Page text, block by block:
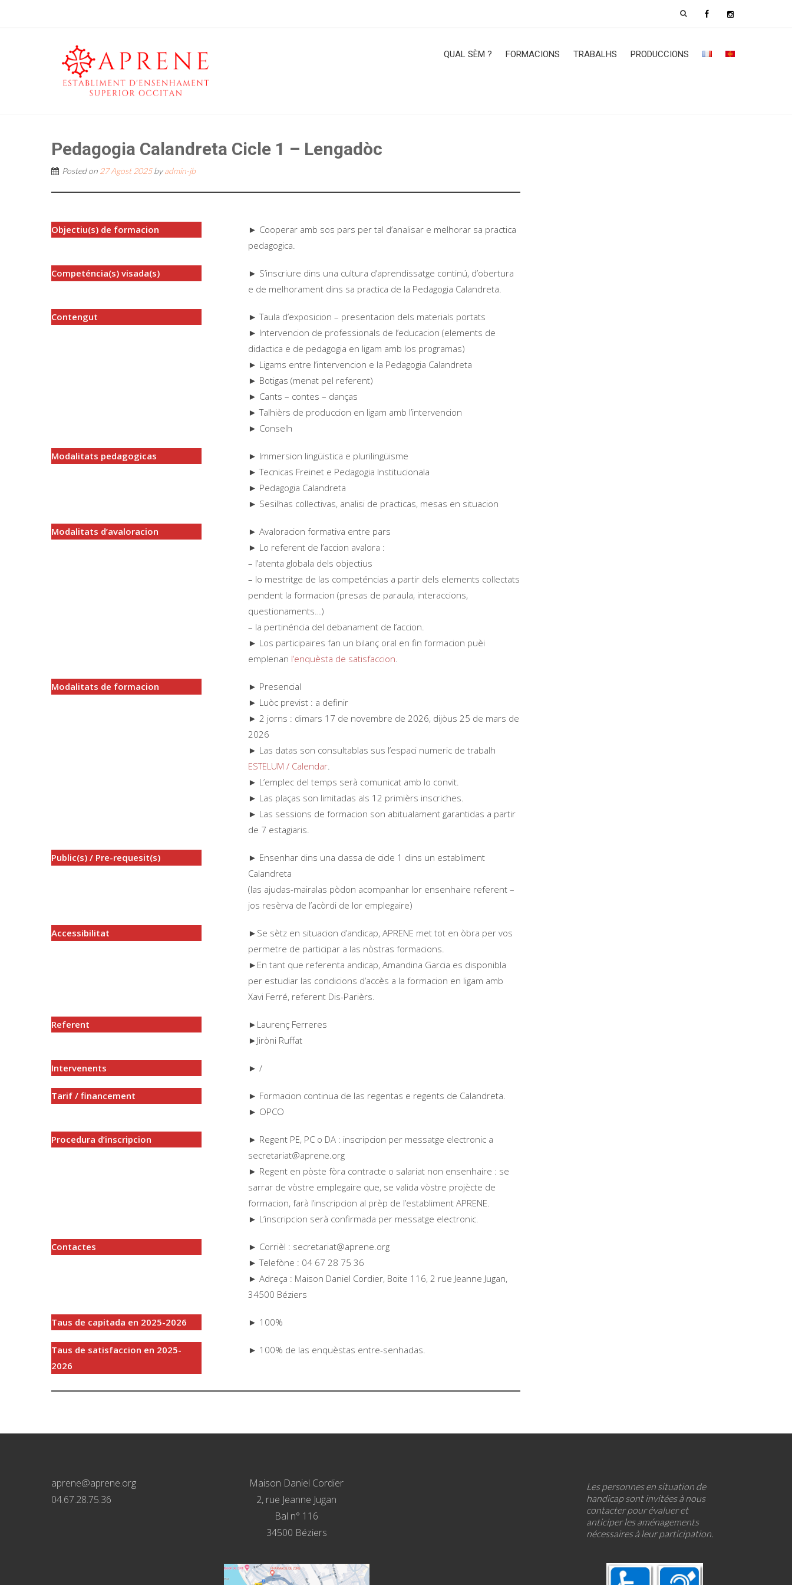
QUAL SÈM ? FORMACIONS TRABALHS PRODUCCIONS
Pedagogia Calandreta Cicle 1 – Lengadòc
Posted on 27 Agost 2025byadmin-jb
Objectiu(s) de formacion
► Cooperar amb sos pars per tal d’analisar e melhorar sa practica
pedagogica.
Competéncia(s) visada(s)
► S’inscriure dins una cultura d’aprendissatge continú, d’obertura
e de melhorament dins sa practica de la Pedagogia Calandreta.
Contengut
► Taula d’exposicion – presentacion dels materials portats
► Intervencion de professionals de l’educacion (elements de
didactica e de pedagogia en ligam amb los programas)
► Ligams entre l’intervencion e la Pedagogia Calandreta
► Botigas (menat pel referent)
► Cants – contes – danças
► Talhièrs de produccion en ligam amb l’intervencion
► Conselh
Modalitats pedagogicas
► Immersion lingüistica e plurilingüisme
► Tecnicas Freinet e Pedagogia Institucionala
► Pedagogia Calandreta
► Sesilhas collectivas, analisi de practicas, mesas en situacion
Modalitats d’avaloracion
► Avaloracion formativa entre pars
► Lo referent de l’accion avalora :
– l’atenta globala dels objectius
– lo mestritge de las competéncias a partir dels elements collectats
pendent la formacion (presas de paraula, interaccions,
questionaments…)
– la pertinéncia del debanament de l’accion.
► Los participaires fan un bilanç oral en fin formacion puèi
emplenan l’enquèsta de satisfaccion.
Modalitats de formacion
► Presencial
► Luòc previst : a definir
► 2 jorns : dimars 17 de novembre de 2026, dijòus 25 de mars de
2026
► Las datas son consultablas sus l’espaci numeric de trabalh
ESTELUM / Calendar.
► L’emplec del temps serà comunicat amb lo convit.
► Las plaças son limitadas als 12 primièrs inscriches.
► Las sessions de formacion son abitualament garantidas a partir
de 7 estagiaris.
Public(s) / Pre-requesit(s)
► Ensenhar dins una classa de cicle 1 dins un establiment
Calandreta
(las ajudas-mairalas pòdon acompanhar lor ensenhaire referent –
jos resèrva de l’acòrdi de lor emplegaire)
Accessibilitat
►Se sètz en situacion d’andicap, APRENE met tot en òbra per vos
permetre de participar a las nòstras formacions.
►En tant que referenta andicap, Amandina Garcia es disponibla
per estudiar las condicions d’accès a la formacion en ligam amb
Xavi Ferré, referent Dis-Parièrs.
Referent
►Laurenç Ferreres
►Jiròni Ruffat
Intervenents ► /
Tarif / financement
► Formacion continua de las regentas e regents de Calandreta.
► OPCO
Procedura d’inscripcion
► Regent PE, PC o DA : inscripcion per messatge electronic a
secretariat@aprene.org
► Regent en pòste fòra contracte o salariat non ensenhaire : se
sarrar de vòstre emplegaire que, se valida vòstre projècte de
formacion, farà l’inscripcion al prèp de l’establiment APRENE.
► L’inscripcion serà confirmada per messatge electronic.
Contactes
► Corrièl : secretariat@aprene.org
► Telefòne : 04 67 28 75 36
► Adreça : Maison Daniel Cordier, Boite 116, 2 rue Jeanne Jugan,
34500 Béziers
Taus de capitada en 2025-2026 ► 100%
Taus de satisfaccion en 2025-
2026
► 100% de las enquèstas entre-senhadas.
aprene@aprene.org
04.67.28.75.36
Maison Daniel Cordier
2, rue Jeanne Jugan
Bal n° 116
34500 Béziers
Les personnes en situation de
handicap sont invitées à nous
contacter pour évaluer et
anticiper les aménagements
nécessaires à leur participation.